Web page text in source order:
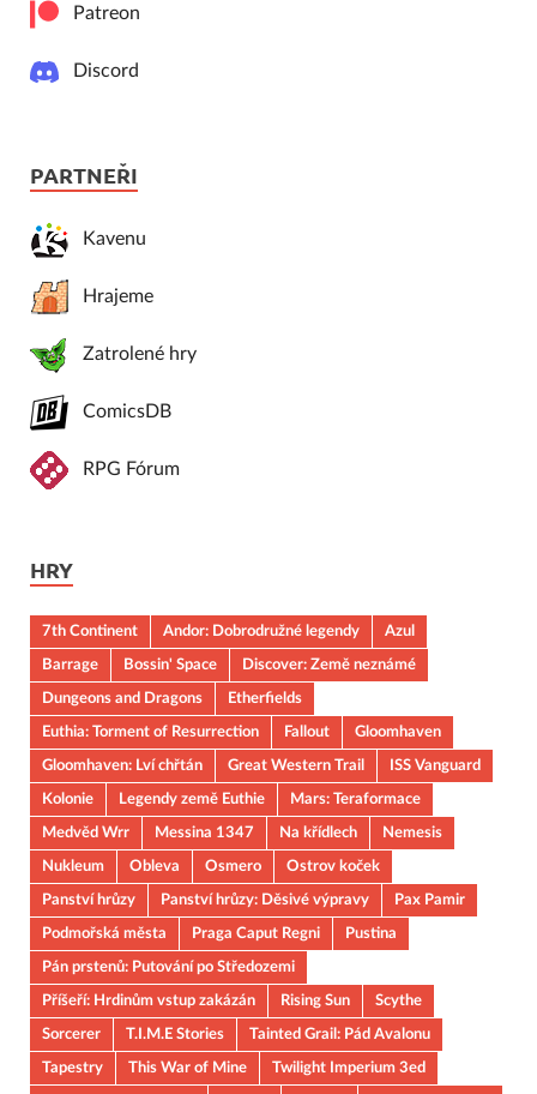
Patreon
Discord
PARTNEŘI
Kavenu
Hrajeme
Zatrolené hry
ComicsDB
RPG Fórum
HRY
7th Continent Andor: Dobrodružné legendy
Azul
Barrage
Bossin' Space
Discover: Země neznámé
Dungeons and Dragons
Etherfields
Euthia: Torment of Resurrection
Fallout
Gloomhaven
Gloomhaven: Lví chřtán
Great Western Trail
ISS Vanguard
Kolonie
Legendy země Euthie
Mars: Teraformace
Medvěd Wrr
Messina 1347 Na křídlech
Nemesis
Nukleum
Obleva Osmero
Ostrov koček
Panství hrůzy
Panství hrůzy: Děsivé výpravy
Pax Pamir
Podmořská města
Praga Caput Regni
Pustina
Pán prstenů: Putování po Středozemi
Příšeří: Hrdinům vstup zakázán
Rising Sun
Scythe
Sorcerer
T.I.M.E Stories
Tainted Grail: Pád Avalonu
Tapestry
This War of Mine
Twilight Imperium 3ed